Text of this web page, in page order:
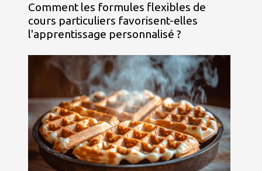
Comment les formules flexibles de
cours particuliers favorisent-elles
l'apprentissage personnalisé ?